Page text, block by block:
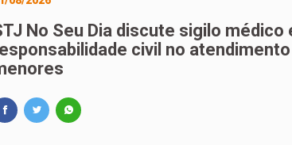
recebe sugestões para o financiamento
vacinação de trabalhadores contra o sarampo
No Seu Dia discute sigilo médico
civil no